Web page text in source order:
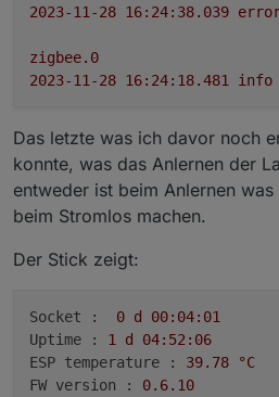
zigbee.0
info
2023-11-28 16:24:18.309 warn
zigbee.0
Das letzte was ich davor noch
konnte, was das Anlernen der
entweder ist beim Anlernen
beim Stromlos machen.
Der Stick zeigt:
Socket : 0 d 00:04:01
Uptime :
1 d 04:52:06
ESP temperature :
39.78
°C
FW version :
0.6.10